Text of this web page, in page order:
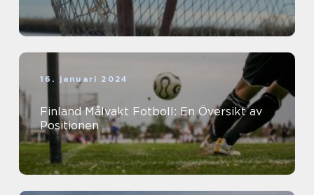
16. januari 2024
Finland Målvakt Fotboll: En Översikt av
Positionen